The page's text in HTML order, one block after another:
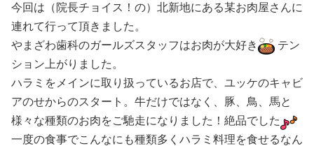
今回は（院長チョイス！の）北新地にある某お肉屋さんに
連れて行って頂きました。
やまざわ歯科のガールズスタッフはお肉が大好き
テン
ション上がりました。
ハラミをメインに取り扱っているお店で、ユッケのキャビ
アのせからのスタート。牛だけではなく、豚、鳥、馬と
様々な種類のお肉をご馳走になりました！絶品でした
一度の食事でこんなにも種類多くハラミ料理を食せるなん